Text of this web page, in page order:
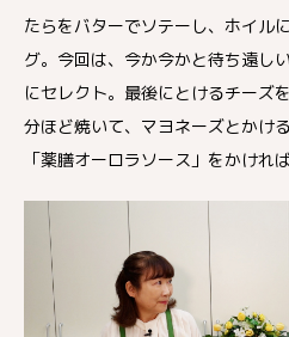
たらをバターでソテーし、ホイル
グ。今回は、今か今かと待ち遠し
にセレクト。最後にとけるチーズ
分ほど焼いて、マヨネーズとかけ
「薬膳オーロラソース」をかけれ